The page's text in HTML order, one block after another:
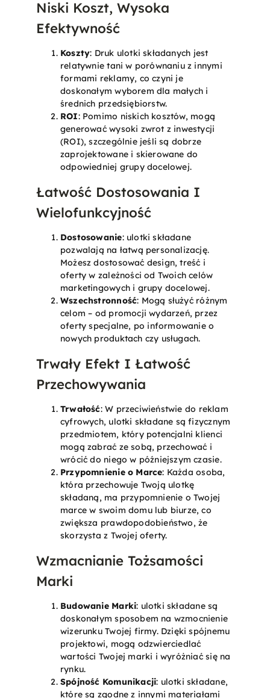
Niski Koszt, Wysoka
Efektywność
Koszty: Druk ulotki składanych jest
relatywnie tani w porównaniu z innymi
formami reklamy, co czyni je
doskonałym wyborem dla małych i
średnich przedsiębiorstw.
ROI: Pomimo niskich kosztów, mogą
generować wysoki zwrot z inwestycji
(ROI), szczególnie jeśli są dobrze
zaprojektowane i skierowane do
odpowiedniej grupy docelowej.
Łatwość Dostosowania I
Wielofunkcyjność
Dostosowanie: ulotki składane
pozwalają na łatwą personalizację.
Możesz dostosować design, treść i
oferty w zależności od Twoich celów
marketingowych i grupy docelowej.
Wszechstronność: Mogą służyć różnym
celom – od promocji wydarzeń, przez
oferty specjalne, po informowanie o
nowych produktach czy usługach.
Trwały Efekt I Łatwość
Przechowywania
Trwałość: W przeciwieństwie do reklam
cyfrowych, ulotki składane są fizycznym
przedmiotem, który potencjalni klienci
mogą zabrać ze sobą, przechować i
wrócić do niego w późniejszym czasie.
Przypomnienie o Marce: Każda osoba,
która przechowuje Twoją ulotkę
składaną, ma przypomnienie o Twojej
marce w swoim domu lub biurze, co
zwiększa prawdopodobieństwo, że
skorzysta z Twojej oferty.
Wzmacnianie Tożsamości
Marki
Budowanie Marki: ulotki składane są
doskonałym sposobem na wzmocnienie
wizerunku Twojej firmy. Dzięki spójnemu
projektowi, mogą odzwierciedlać
wartości Twojej marki i wyróżniać się na
rynku.
Spójność Komunikacji: ulotki składane,
które są zgodne z innymi materiałami